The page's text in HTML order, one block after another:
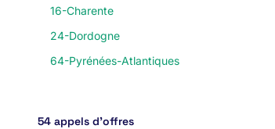
16-Charente
24-Dordogne
64-Pyrénées-Atlantiques
54 appels d’offres